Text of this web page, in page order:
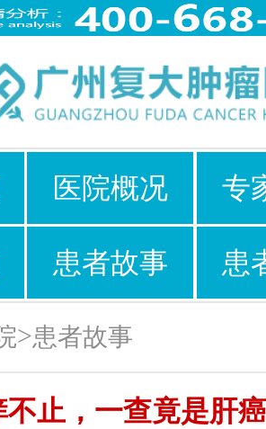
医院概况 专
患者故事 患
>患者故事
不止，一查竟是肝